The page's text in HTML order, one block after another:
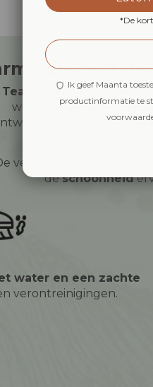
die met
Teakhoutis een uniek
wordt. Naast het
het door het
verzorging van
deschoonheid
water en een zachte
verontreinigingen.
*De
Ik geef Maanta
productinformatie te